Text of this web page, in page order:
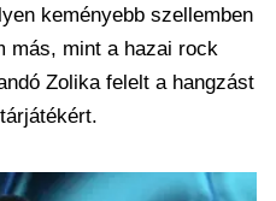
keményebb szellemben
más, mint a hazai rock
Zolika felelt a hangzást